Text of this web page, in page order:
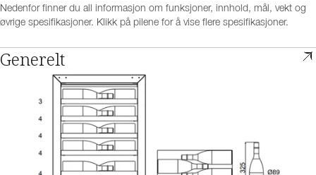
Nedenfor finner du all informasjon om funksjoner, innhold, mål, vekt og
øvrige spesifikasjoner. Klikk på pilene for å vise flere spesifikasjoner.
Generelt